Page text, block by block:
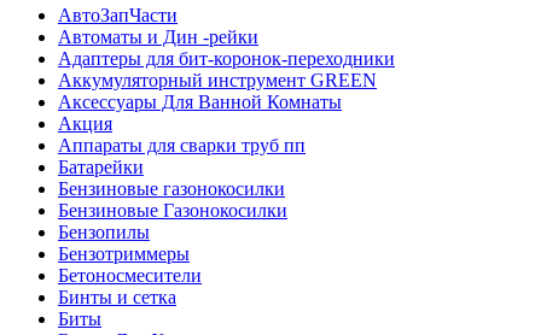
АвтоЗапЧасти
Автоматы и Дин -рейки
Адаптеры для бит-коронок-переходники
Аккумуляторный инструмент GREEN
Аксессуары Для Ванной Комнаты
Акция
Аппараты для сварки труб пп
Батарейки
Бензиновые газонокосилки
Бензиновые Газонокосилки
Бензопилы
Бензотриммеры
Бетоносмесители
Бинты и сетка
Биты